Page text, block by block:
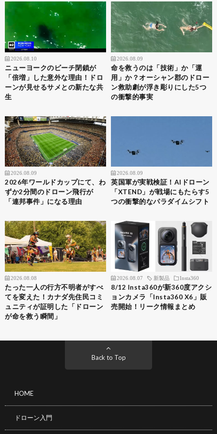
2026.08.10
ニューヨークのビーチ閉鎖が
「倍増」した意外な理由！ドロ
ーンが見せるサメとの新たな共
生
2026.08.09
命を救うのは「技術」か「運
用」か？オーシャン郡のドロー
ン救助劇が浮き彫りにした5つ
の衝撃的事実
2026.08.09
2026年ワールドカップにて、わ
ずか2分間のドローン飛行が
「連邦事件」になる理由
2026.08.09
英国軍が実戦検証！AIドローン
「XTEND」が戦場にもたらす5
つの衝撃的なパラダイムシフト
2026.08.08
たった一人の行方不明者がすべ
てを変えた！カナダ先住民コミ
ュニティが証明した「ドローン
が命を救う瞬間」
2026.08.07 新製品 Insta360
8/12 Insta360が新360度アクシ
ョンカメラ「Insta360 X6」販
売開始！リーク情報まとめ
Back to Top
HOME
ドローン入門